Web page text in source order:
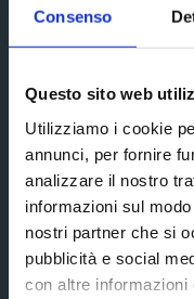
Consenso
Questo sito web
Utilizziamo i cookie
annunci, per fornire
analizzare il nostro
informazioni sul
nostri partner che si
pubblicità e social
con altre informazioni
Additional
I accept the
privacy policy
Subscribe
Social media